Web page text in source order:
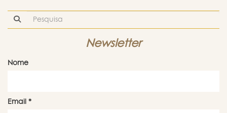
Newsletter
Nome
Email *